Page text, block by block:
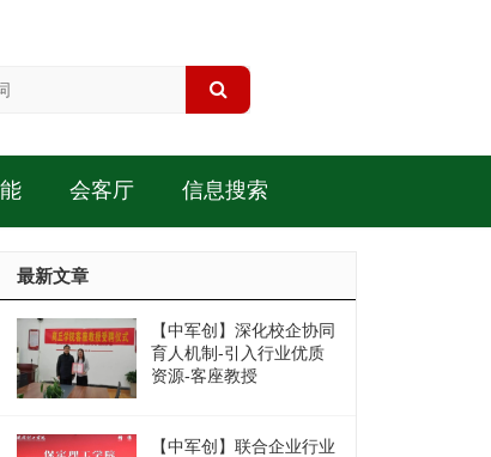
会客厅 信息搜索
最新文章
【中军创】深化校企协同
育人机制-引入行业优质
资源-客座教授
【中军创】联合企业行业